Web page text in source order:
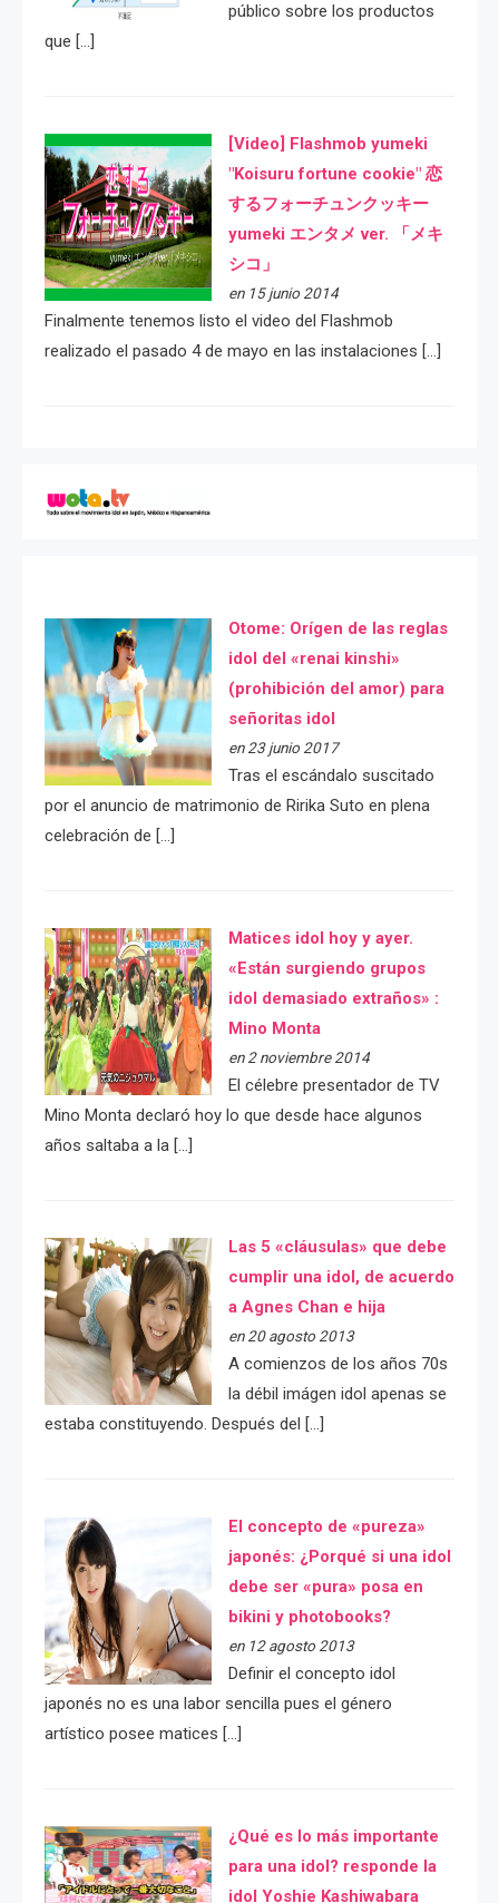
público sobre los productos
que […]
[Video] Flashmob yumeki
"Koisuru fortune cookie" 恋
するフォーチュンクッキー
yumeki エンタメ ver. 「メキ
シコ」
en 15 junio 2014
Finalmente tenemos listo el video del Flashmob
realizado el pasado 4 de mayo en las instalaciones […]
Otome: Orígen de las reglas
idol del «renai kinshi»
(prohibición del amor) para
señoritas idol
en 23 junio 2017
Tras el escándalo suscitado
por el anuncio de matrimonio de Ririka Suto en plena
celebración de […]
Matices idol hoy y ayer.
«Están surgiendo grupos
idol demasiado extraños» :
Mino Monta
en 2 noviembre 2014
El célebre presentador de TV
Mino Monta declaró hoy lo que desde hace algunos
años saltaba a la […]
Las 5 «cláusulas» que debe
cumplir una idol, de acuerdo
a Agnes Chan e hija
en 20 agosto 2013
A comienzos de los años 70s
la débil imágen idol apenas se
estaba constituyendo. Después del […]
El concepto de «pureza»
japonés: ¿Porqué si una idol
debe ser «pura» posa en
bikini y photobooks?
en 12 agosto 2013
Definir el concepto idol
japonés no es una labor sencilla pues el género
artístico posee matices […]
¿Qué es lo más importante
para una idol? responde la
idol Yoshie Kashiwabara